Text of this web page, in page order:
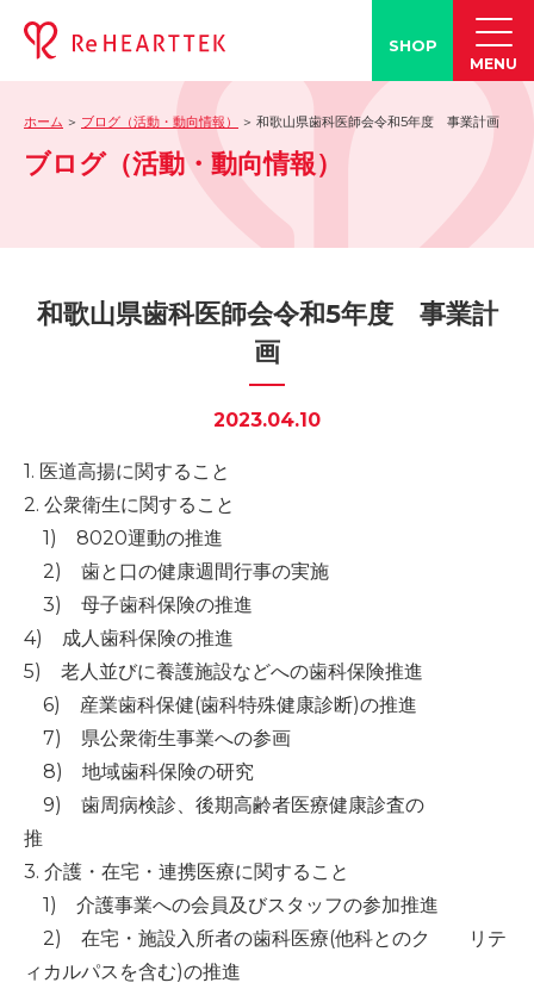
-ブログ
-学会発表情報
-メディア紹介事例
-誤嚥・誤嚥性肺炎とは
-誤嚥・誤嚥性肺炎の予防策
会社情報
ショップ
SHOP
MENU
ホーム ブログ（活動・動向情報） 和歌山県歯科医師会令和5年度 事業計画
ブログ（活動・動向情報）
和歌山県歯科医師会令和5年度 事業計
画
2023.04.10
1. 医道高揚に関すること
2. 公衆衛生に関すること
1) 8020運動の推進
2) 歯と口の健康週間行事の実施
3) 母子歯科保険の推進
4) 成人歯科保険の推進
5) 老人並びに養護施設などへの歯科保険推進
6) 産業歯科保健(歯科特殊健康診断)の推進
7) 県公衆衛生事業への参画
8) 地域歯科保険の研究
9) 歯周病検診、後期高齢者医療健康診査の
推
3. 介護・在宅・連携医療に関すること
1) 介護事業への会員及びスタッフの参加推進
2) 在宅・施設入所者の歯科医療(他科とのク リテ
ィカルパスを含む)の推進